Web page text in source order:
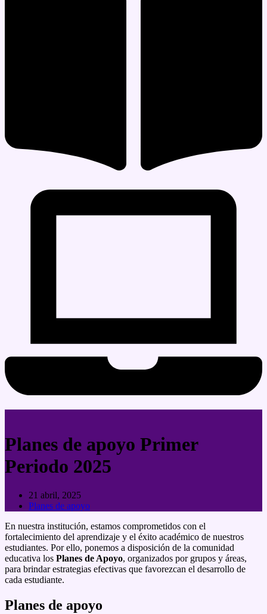
Planes de apoyo Primer
Periodo 2025
21 abril, 2025
Planes de apoyo
En nuestra institución, estamos comprometidos con el
fortalecimiento del aprendizaje y el éxito académico de nuestros
estudiantes. Por ello, ponemos a disposición de la comunidad
educativa los Planes de Apoyo, organizados por grupos y áreas,
para brindar estrategias efectivas que favorezcan el desarrollo de
cada estudiante.
Planes de apoyo